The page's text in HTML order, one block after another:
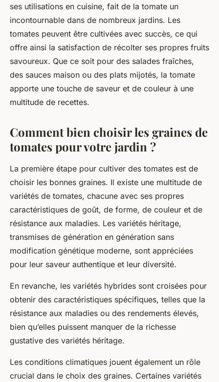
ses utilisations en cuisine, fait de la tomate un
incontournable dans de nombreux jardins. Les
tomates peuvent être cultivées avec succès, ce qui
offre ainsi la satisfaction de récolter ses propres fruits
savoureux. Que ce soit pour des salades fraîches,
des sauces maison ou des plats mijotés, la tomate
apporte une touche de saveur et de couleur à une
multitude de recettes.
Comment bien choisir les graines de
tomates pour votre jardin ?
La première étape pour cultiver des tomates est de
choisir les bonnes graines. Il existe une multitude de
variétés de tomates, chacune avec ses propres
caractéristiques de goût, de forme, de couleur et de
résistance aux maladies. Les variétés héritage,
transmises de génération en génération sans
modification génétique moderne, sont appréciées
pour leur saveur authentique et leur diversité.
En revanche, les variétés hybrides sont croisées pour
obtenir des caractéristiques spécifiques, telles que la
résistance aux maladies ou des rendements élevés,
bien qu’elles puissent manquer de la richesse
gustative des variétés héritage.
Les conditions climatiques jouent également un rôle
crucial dans le choix des graines. Certaines variétés